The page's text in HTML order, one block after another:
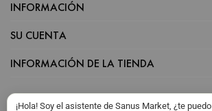
INFORMACIÓN
SU CUENTA
INFORMACIÓN DE LA TIENDA
¡Hola! Soy el asistente de Sanus Market, ¿te puedo